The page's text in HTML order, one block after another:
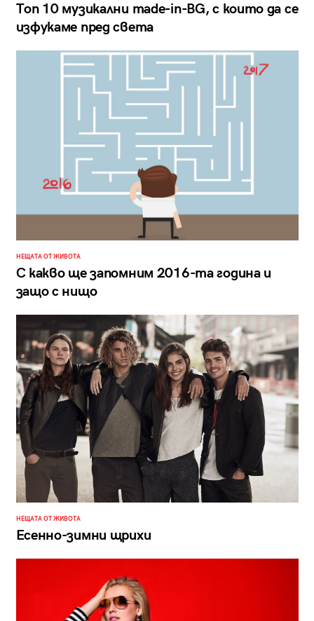
Топ 10 музикални made-in-BG, с които да се
изфукаме пред света
НЕЩАТА ОТ ЖИВОТА
С какво ще запомним 2016-та година и
защо с нищо
НЕЩАТА ОТ ЖИВОТА
Есенно-зимни щрихи